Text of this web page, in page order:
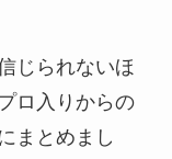
じられないほ
ロ入りからの
まとめまし